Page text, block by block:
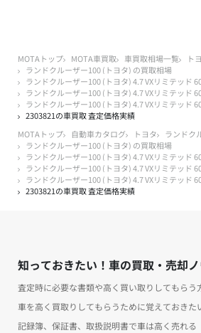
MOTAトップ MOTA車買取 車買取相場一覧
ト
ランドクルーザー100 (トヨタ) の買取相場
2303821の車買取 査定価格実績
MOTAトップ
自動車カタログ トヨタ
ランドク
ランドクルーザー100 (トヨタ) の買取相場
2303821の車買取 査定価格実績
知っておきたい！車の買取・売却
査定時に必要な書類や高く買い取りしてもらう
車を高く買取りしてもらうために覚えておきた
記録簿、保証書、取扱説明書で車は高く売れる